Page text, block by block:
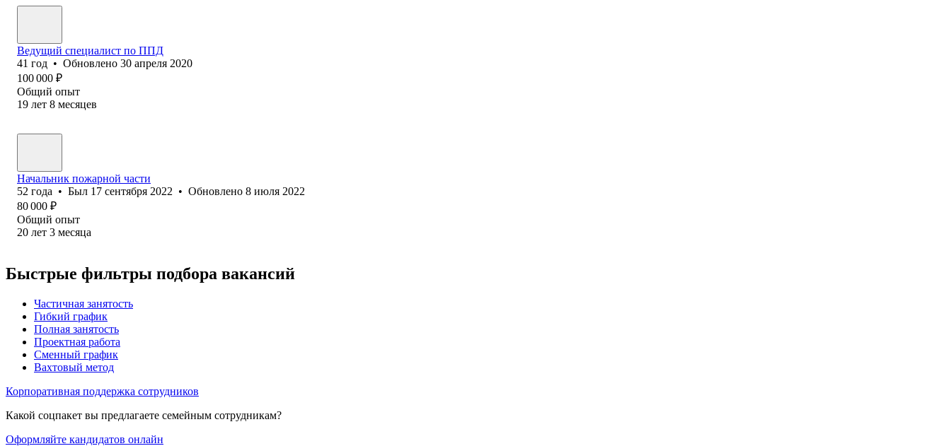
Ведущий специалист по ППД
41 год • Обновлено 30 апреля 2020
100 000 ₽
Общий опыт
19 лет 8 месяцев
Начальник пожарной части
52 года • Был 17 сентября 2022 • Обновлено 8 июля 2022
80 000 ₽
Общий опыт
20 лет 3 месяца
Быстрые фильтры подбора вакансий
Частичная занятость
Гибкий график
Полная занятость
Проектная работа
Сменный график
Вахтовый метод
Корпоративная поддержка сотрудников
Какой соцпакет вы предлагаете семейным сотрудникам?
Оформляйте кандидатов онлайн